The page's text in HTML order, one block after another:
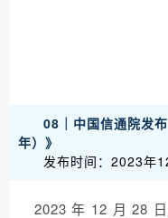
08｜中国信通院发
年）》
发布时间：2023年
2023 年 12 月 28